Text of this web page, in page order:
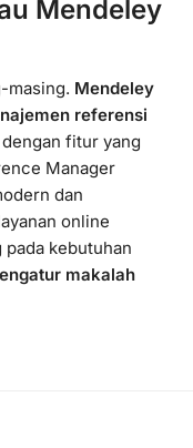
Mendeley
masing. Mendeley
referensi
dengan fitur yang
Manager
dan
online
kebutuhan
makalah